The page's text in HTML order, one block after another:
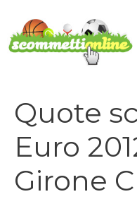
contenuto
Quote
Euro
Girone C